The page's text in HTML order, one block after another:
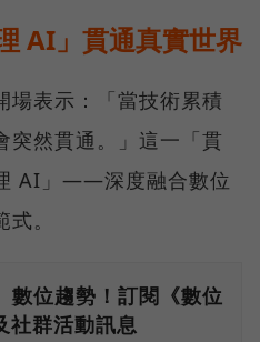
AI」貫通真實世界
場表示：「當技術累積
突然貫通。」這一「貫
AI」——深度融合數位
。
位趨勢！訂閱《數位
社群活動訊息